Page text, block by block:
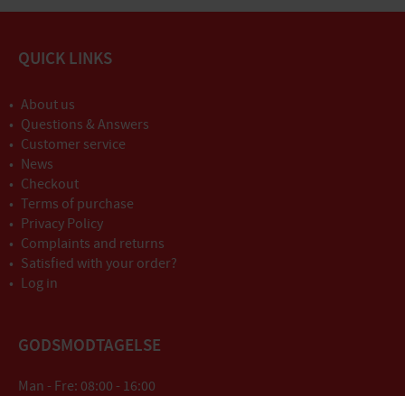
QUICK LINKS
About us
Questions & Answers
Customer service
News
Checkout
Terms of purchase
Privacy Policy
Complaints and returns
Satisfied with your order?
Log in
GODSMODTAGELSE
Man - Fre: 08:00 - 16:00